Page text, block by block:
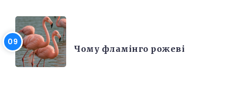
Чому фламінго рожеві